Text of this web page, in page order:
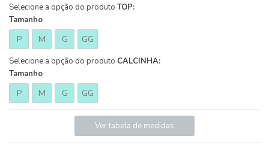
Selecione a opção do produto TOP:
Tamanho
P M G GG
Selecione a opção do produto CALCINHA:
Tamanho
P M G GG
Ver tabela de medidas